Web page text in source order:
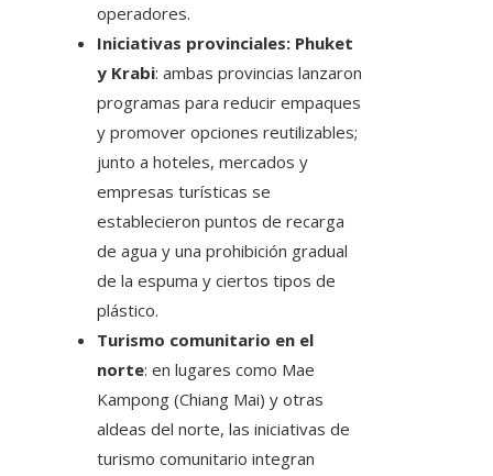
operadores.
Iniciativas provinciales: Phuket
y Krabi: ambas provincias lanzaron
programas para reducir empaques
y promover opciones reutilizables;
junto a hoteles, mercados y
empresas turísticas se
establecieron puntos de recarga
de agua y una prohibición gradual
de la espuma y ciertos tipos de
plástico.
Turismo comunitario en el
norte: en lugares como Mae
Kampong (Chiang Mai) y otras
aldeas del norte, las iniciativas de
turismo comunitario integran